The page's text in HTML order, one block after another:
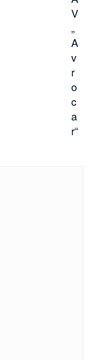
V
„
A
v
r
o
c
a
r“